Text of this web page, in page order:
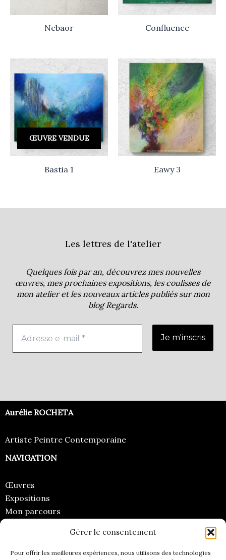
Gérer le consentement
Pour offrir les meilleures expériences, nous utilisons des technologies
Nebaor Confluence
ŒUVRE VENDUE
Bastia 1 Eawy 3
Les lettres de l'atelier
Quelques fois par an, découvrez mes nouvelles
œuvres, mes prochaines expositions, les coulisses de
mon atelier et les nouveaux articles publiés sur mon
blogRegards.
Aurélie ROCHETA
Artiste Peintre Contemporaine
NAVIGATION
Œuvres
Expositions
Mon parcours